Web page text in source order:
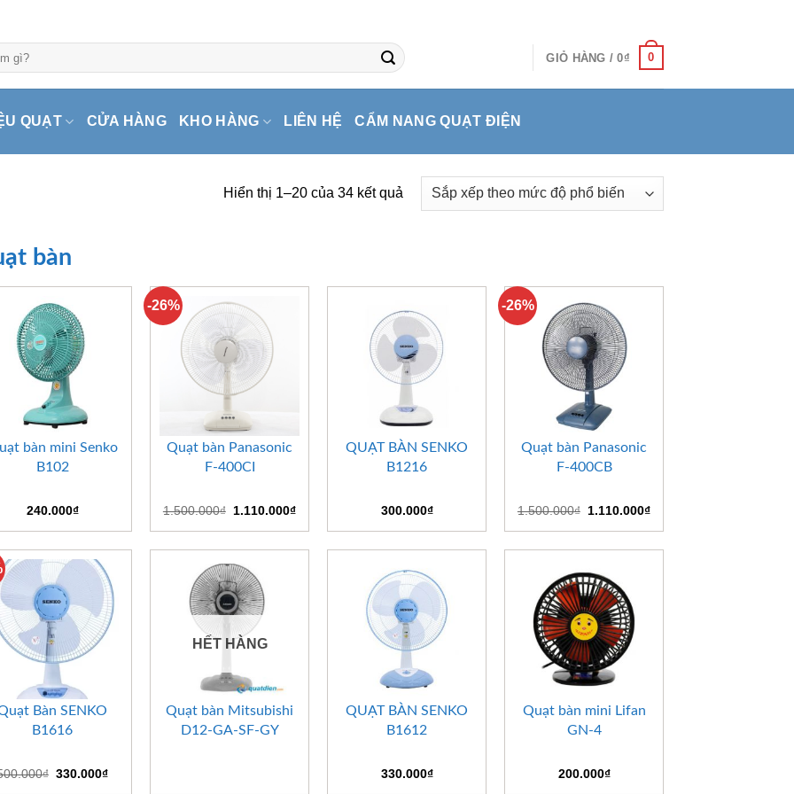
GIỎ HÀNG /0₫ 0
QUẠT CỬA HÀNG KHO HÀNG LIÊN HỆ CẨM NANG QUẠT ĐIỆN
Hiển thị 1–20 của 34 kết quả
bàn
bàn mini Senko
B102
240.000₫
-26%
Quạt bàn Panasonic
F-400CI
1.500.000₫ Giá
là:
1.500.000₫.
1.110.000₫Giá
tại
là:
QUẠT BÀN SENKO
B1216
300.000₫
-26%
Quạt bàn Panasonic
F-400CB
1.500.000₫ Giá
là:
1.500.000₫.
1.110.000₫Giá
tại
là:
Bàn SENKO
B1616
₫ Giá
330.000₫Giá
HẾT HÀNG
Quạt bàn Mitsubishi
D12-GA-SF-GY
QUẠT BÀN SENKO
B1612
330.000₫
Quạt bàn mini Lifan
GN-4
200.000₫